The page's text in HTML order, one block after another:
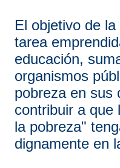
El objetivo de
tarea
educación,
organismos
pobreza en sus
contribuir a que
la pobreza"
dignamente en